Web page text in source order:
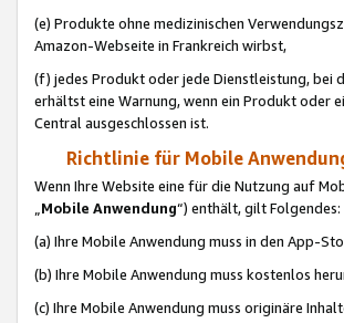
(e) Produkte ohne medizinischen
Amazon-Webseite in Frankreich wirbst,
(f) jedes Produkt oder jede Dienstleistung, bei
erhältst eine Warnung, wenn ein Produkt oder
Central ausgeschlossen ist.
Richtlinie für Mobile
Wenn Ihre Website eine für die Nutzung auf
„Mobile Anwendung“) enthält, gilt Folgendes:
(a) Ihre Mobile Anwendung muss in den App-
(b) Ihre Mobile Anwendung muss kostenlos
(c) Ihre Mobile Anwendung muss originäre